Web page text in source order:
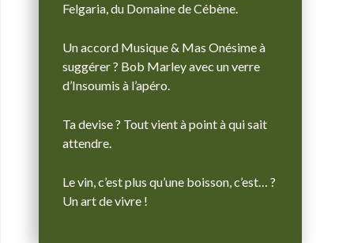
Felgaria, du Domaine de Cébène.
Un accord Musique & Mas Onésime à
suggérer ? Bob Marley avec un verre
d’Insoumis à l’apéro.
Ta devise ? Tout vient à point à qui sait
attendre.
Le vin, c’est plus qu’une boisson, c’est… ?
Un art de vivre !